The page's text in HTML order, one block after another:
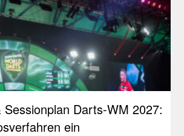
Sessionplan Darts-WM 2027:
ein